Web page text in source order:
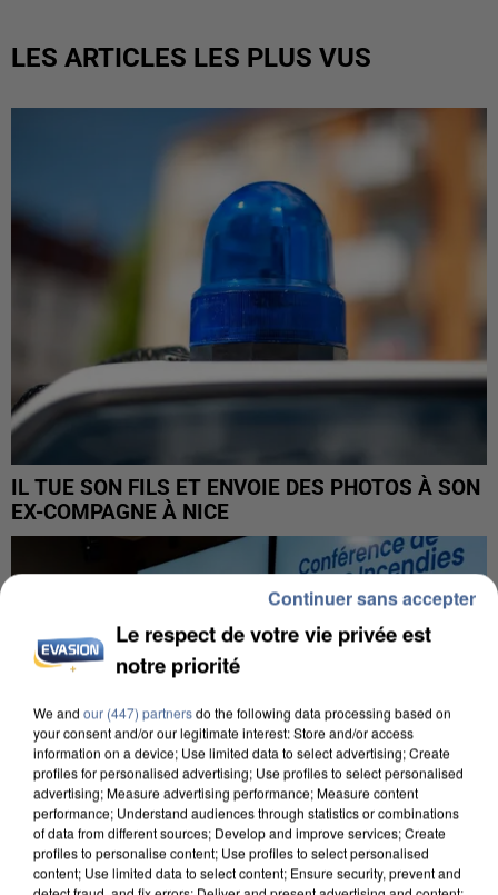
LES ARTICLES LES PLUS VUS
IL TUE SON FILS ET ENVOIE DES PHOTOS À SON
EX-COMPAGNE À NICE
Le respect de votre vie privée est
notre priorité
We and our (447) partnersdo the following data processing based on
your consent and/or our legitimate interest: Store and/or access
information on a device; Use limited data to select advertising; Create
profiles for personalised advertising; Use profiles to select personalised
advertising; Measure advertising performance; Measure content
performance; Understand audiences through statistics or combinations
of data from different sources; Develop and improve services; Create
profiles to personalise content; Use profiles to select personalised
content; Use limited data to select content; Ensure security, prevent and
Continuer sans accepter